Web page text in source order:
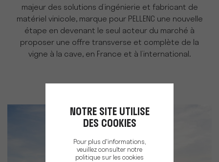
majeur des solutions d’ingénierie et fabricant de
matériel vinicole, marque pour PELLENC une nouvelle
étape en devenant le seul acteur du marché à
proposer une offre transverse et complète de la
vigne à la cave, en France et à l’international.
NOTRE SITE UTILISE
DES COOKIES
Pour plus d'informations,
veuillez consulter notre
politique sur les cookies